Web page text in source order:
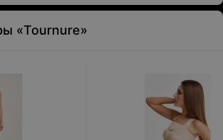
«Tournure»